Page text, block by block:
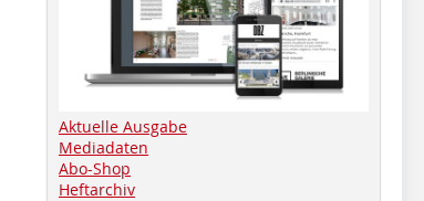
Aktuelle Ausgabe
Mediadaten
Abo-Shop
Heftarchiv